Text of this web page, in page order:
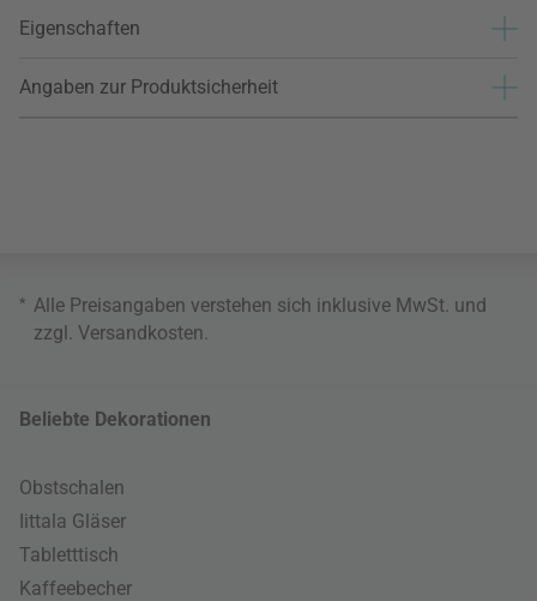
Eigenschaften
Angaben zur Produktsicherheit
* Alle Preisangaben verstehen sich inklusive MwSt. und
zzgl. Versandkosten
Beliebte Dekorationen
Obstschalen
Iittala Gläser
Tabletttisch
Kaffeebecher